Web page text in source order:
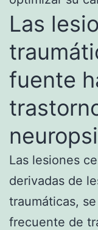
Las
fuente
Las lesiones
derivadas de
traumáticas,
frecuente de